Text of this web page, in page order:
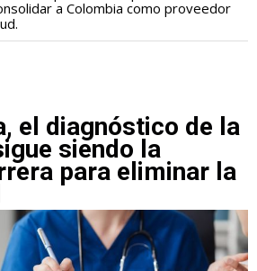
a Colombia como proveedor
el diagnóstico de la
siendo la
para eliminar la